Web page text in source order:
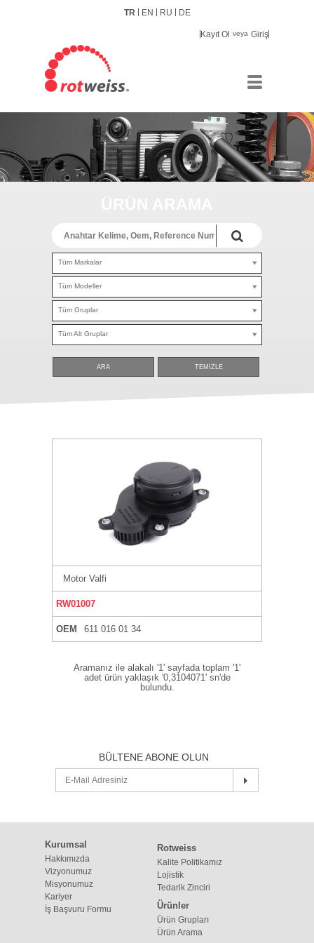
Kayıt Ol veya Giriş
TR EN RU DE
Tüm Markalar
Tüm Modeller
Tüm Gruplar
Tüm Alt Gruplar
ARA TEMİZLE
Motor Valfi
RW01007
OEM 611 016 01 34
Aramanız ile alakalı '1' sayfada toplam '1'
adet ürün yaklaşık '0,3104071' sn'de
bulundu.
BÜLTENE ABONE OLUN
Kurumsal
Hakkımızda
Vizyonumuz
Misyonumuz
Kariyer
İş Başvuru Formu
Rotweiss
Kalite Politikamız
Lojistik
Tedarik Zinciri
Ürünler
Ürün Grupları
Ürün Arama